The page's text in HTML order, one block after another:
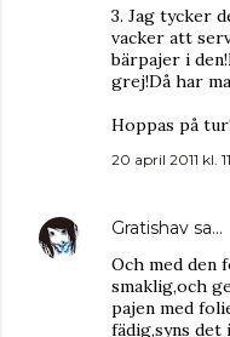
3. Jag tycker
vacker att
bärpajer i
grej!Då har
Hoppas på
20 april 2011 kl.
Gratishav sa…
Och med den
smaklig,och
pajen med
fädig,syns